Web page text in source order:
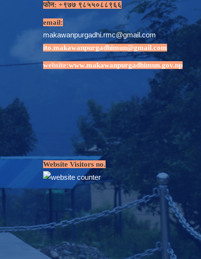
फोन: +९७७ ९८५५०८८९६६
email:
makawanpurgadhi.rmc@gmail.com
ito.makawanpurgadhimun@gmail.com
website:www.makawanpurgadhimun.gov.np
Website Visitors no.